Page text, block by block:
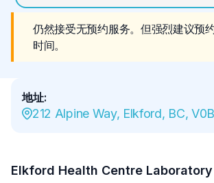
仍然接受无预约服务。但强烈建议预
时间。
地址:
212 Alpine Way, Elkford, BC,
Elkford Health Centre Laboratory